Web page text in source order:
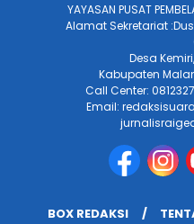
YAYASAN PUSAT
Alamat Sekretariat
Desa
Kabupaten
Call Center:
Email:
BOX REDAKSI